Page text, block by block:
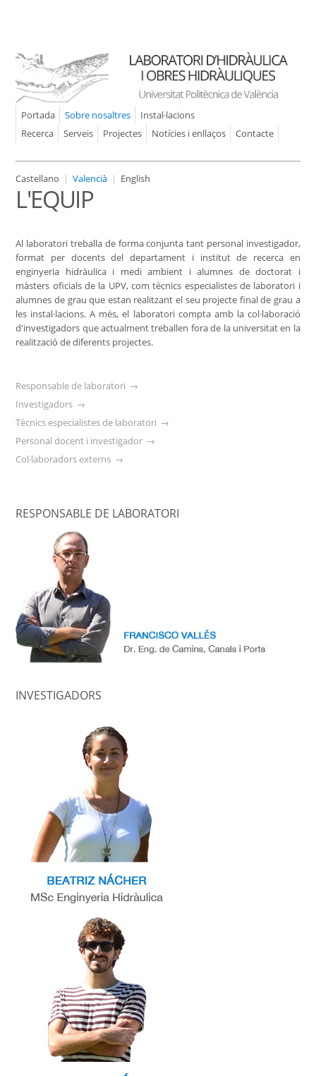
Portada Sobre nosaltres
Instal·lacions
Recerca
Serveis Projectes Notícies i enllaços Contacte
Castellano |Valencià | English
L'EQUIP
Al laboratori treballa de forma conjunta tant personal investigador,
format per docents del departament i institut de recerca en
enginyeria hidràulica i medi ambient i alumnes de doctorat i
màsters oficials de la UPV, com tècnics especialistes de laboratori i
alumnes de grau que estan realitzant el seu projecte final de grau a
les instal·lacions. A més, el laboratori compta amb la col·laboració
d'investigadors que actualment treballen fora de la universitat en la
realització de diferents projectes.
Responsable de laboratori
Investigadors
Tècnics especialistes de laboratori
Personal docent i investigador
Col·laboradors externs
RESPONSABLE DE LABORATORI
INVESTIGADORS